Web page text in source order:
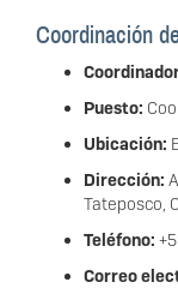
Coordinación
Puesto:
Ubicación:
Dirección:
Tateposco,
Teléfono:
Correo